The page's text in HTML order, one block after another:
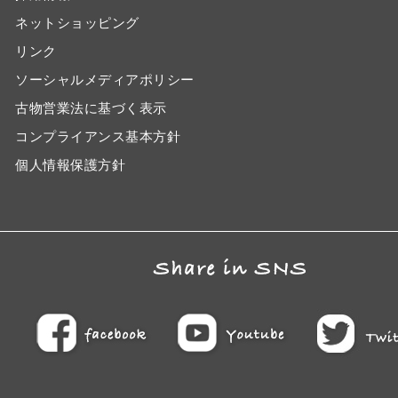
ネットショッピング
リンク
ソーシャルメディアポリシー
古物営業法に基づく表示
コンプライアンス基本方針
個人情報保護方針